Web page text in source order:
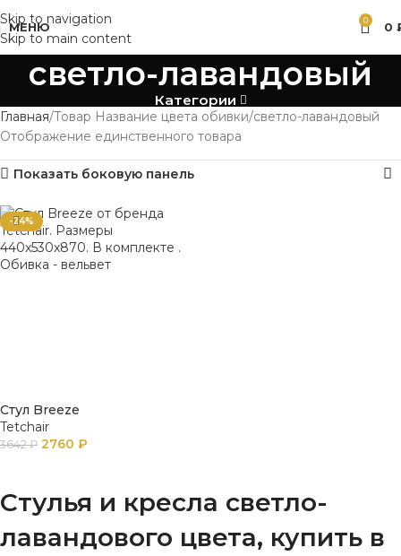
Skip to navigation
Skip to main content
МЕНЮ 0 0
светло-лавандовый
Категории
Главная Товар Название цвета обивки светло-лавандовый
Отображение единственного товара
Показать боковую панель
-24%
Стул Breeze
Tetchair
3642₽ 2760 ₽
Стулья и кресла светло-
лавандового цвета, купить в